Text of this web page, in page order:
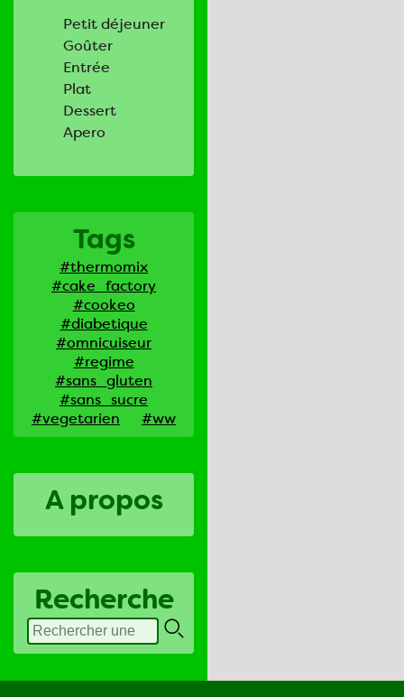
Petit déjeuner
Goûter
Entrée
Plat
Dessert
Apero
Tags
#thermomix
#cake_factory
#cookeo
#diabetique
#omnicuiseur
#regime
#sans_gluten
#sans_sucre
#vegetarien
#ww
A propos
Recherche